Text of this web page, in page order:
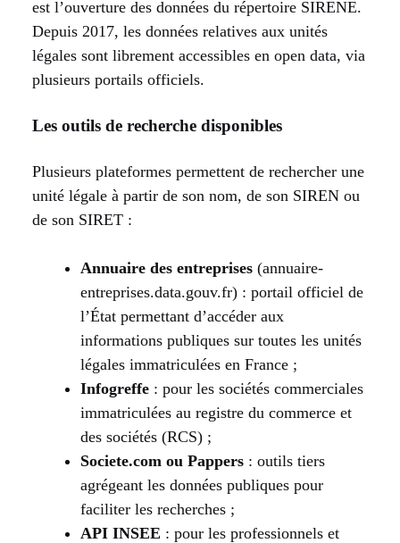
est l’ouverture des données du répertoire SIRENE.
Depuis 2017, les données relatives aux unités
légales sont librement accessibles en open data, via
plusieurs portails officiels.
Les outils de recherche disponibles
Plusieurs plateformes permettent de rechercher une
unité légale à partir de son nom, de son SIREN ou
de son SIRET :
Annuaire des entreprises (annuaire-
entreprises.data.gouv.fr) : portail officiel de
l’État permettant d’accéder aux
informations publiques sur toutes les unités
légales immatriculées en France ;
Infogreffe : pour les sociétés commerciales
immatriculées au registre du commerce et
des sociétés (RCS) ;
Societe.com ou Pappers : outils tiers
agrégeant les données publiques pour
faciliter les recherches ;
API INSEE : pour les professionnels et